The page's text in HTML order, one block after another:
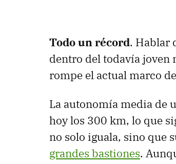
Todo un récord. Hablar
dentro del todavía joven
rompe el actual marco
La autonomía media de
hoy los 300 km, lo que
no solo iguala, sino que
grandes bastiones.